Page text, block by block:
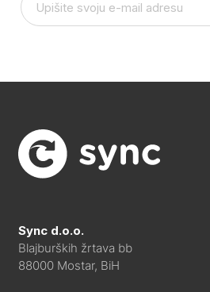
Sync d.o.o.
Blajburških žrtava bb
88000 Mostar, BiH